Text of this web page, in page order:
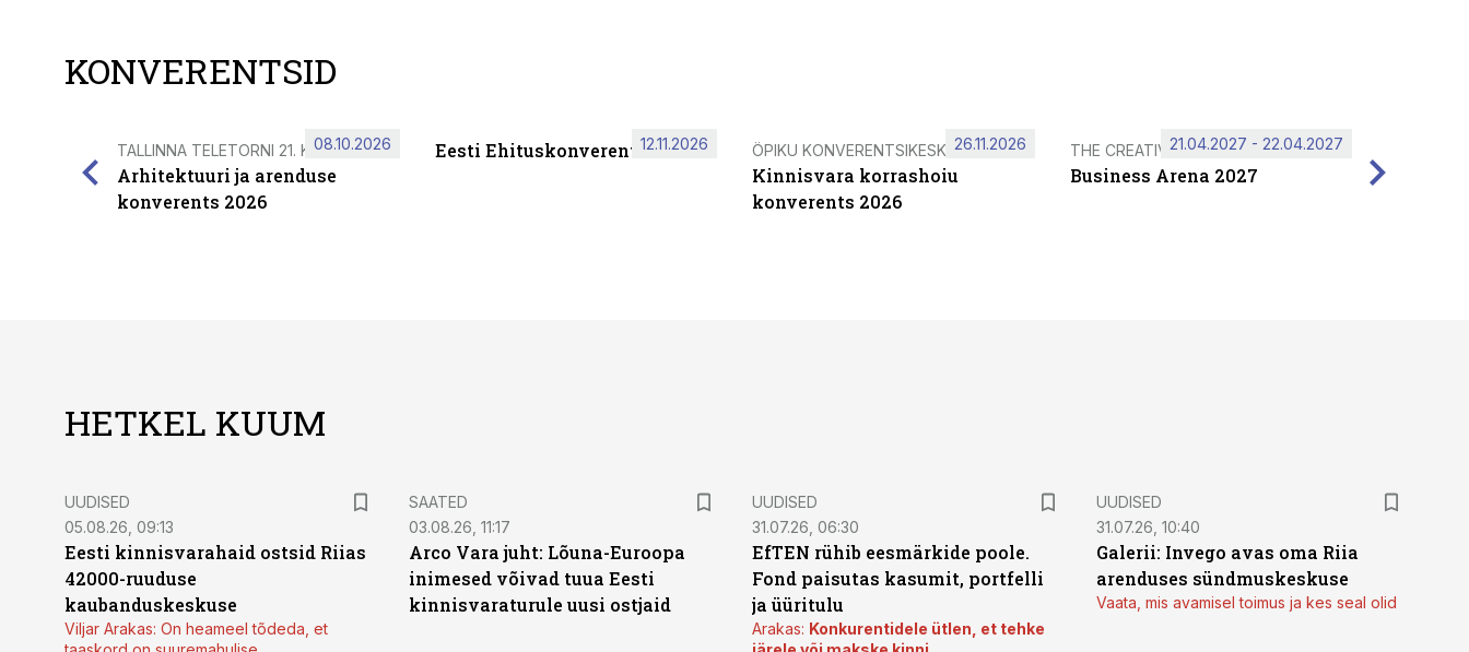
KONVERENTSID
TALLINNA TELETORNI 21. KORRUSEL
Arhitektuuri ja arenduse
konverents 2026
08.10.2026 Eesti Ehituskonverents 2026
12.11.2026 ÖPIKU KONVERENTSIKESKUS
Kinnisvara korrashoiu
konverents 2026
26.11.2026 THE CREATIVE HUB
Business Arena 2027
21.04.2027 - 22.04.2027
HETKEL KUUM
UUDISED
05.08.26, 09:13
Eesti kinnisvarahaid ostsid Riias
42000-ruuduse
kaubanduskeskuse
Viljar Arakas: On heameel tõdeda, et
SAATED
03.08.26, 11:17
Arco Vara juht: Lõuna-Euroopa
inimesed võivad tuua Eesti
kinnisvaraturule uusi ostjaid
UUDISED
31.07.26, 06:30
EfTEN rühib eesmärkide poole.
Fond paisutas kasumit, portfelli
ja üüritulu
Arakas: Konkurentidele ütlen, et tehke
UUDISED
31.07.26, 10:40
Galerii: Invego avas oma Riia
arenduses sündmuskeskuse
Vaata, mis avamisel toimus ja kes seal olid